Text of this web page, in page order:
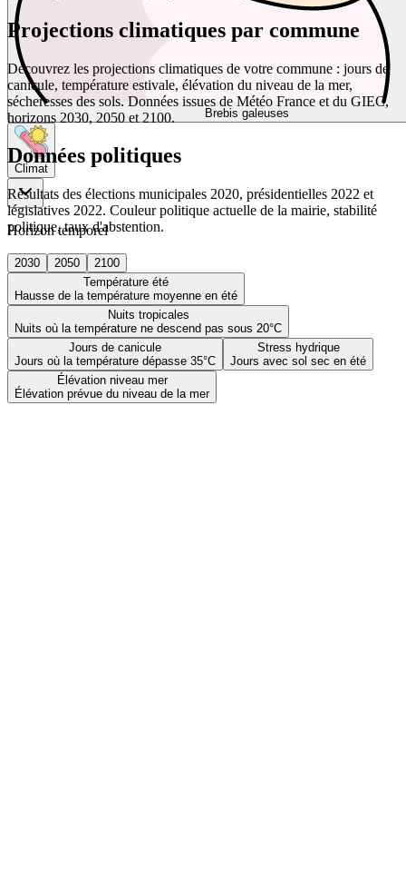
Brebis galeuses
Climat
Horizon temporel
2030 2050
2100
Température été
Hausse de la température moyenne en été
Nuits tropicales
Nuits où la température ne descend pas sous 20°C
Jours de canicule
Jours où la température dépasse 35°C
Stress hydrique
Jours avec sol sec en été
Élévation niveau mer
Élévation prévue du niveau de la mer
Projections climatiques par commune
Découvrez les projections climatiques de votre commune : jours de
canicule, température estivale, élévation du niveau de la mer,
sécheresses des sols. Données issues de Météo France et du GIEC,
horizons 2030, 2050 et 2100.
Données politiques
Résultats des élections municipales 2020, présidentielles 2022 et
législatives 2022. Couleur politique actuelle de la mairie, stabilité
politique, taux d'abstention.